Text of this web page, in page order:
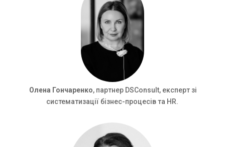
Олена Гончаренко, партнер DSConsult, експерт зі
систематизації бізнес-процесів та HR.